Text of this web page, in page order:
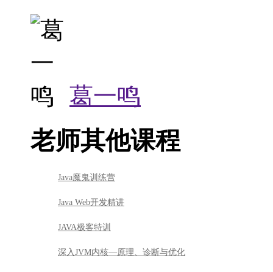
葛一鸣
老师其他课程
Java魔鬼训练营
Java Web开发精讲
JAVA极客特训
深入JVM内核—原理、诊断与优化